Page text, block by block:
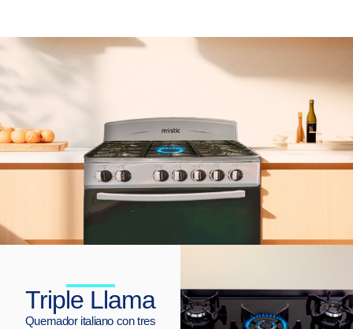
Triple Llama
Quemador italiano con tres